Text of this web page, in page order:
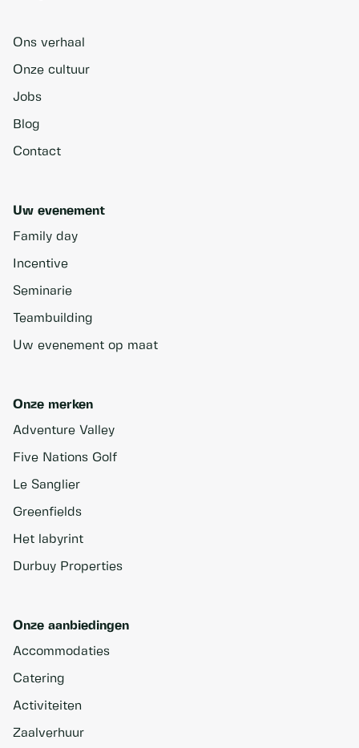
Ons verhaal
Onze cultuur
Jobs
Blog
Contact
Uw evenement
Family day
Incentive
Seminarie
Teambuilding
Uw evenement op maat
Onze merken
Adventure Valley
Five Nations Golf
Le Sanglier
Greenfields
Het labyrint
Durbuy Properties
Onze aanbiedingen
Accommodaties
Catering
Activiteiten
Zaalverhuur